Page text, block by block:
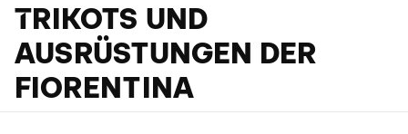
TRIKOTS UND
AUSRÜSTUNGEN DER
FIORENTINA